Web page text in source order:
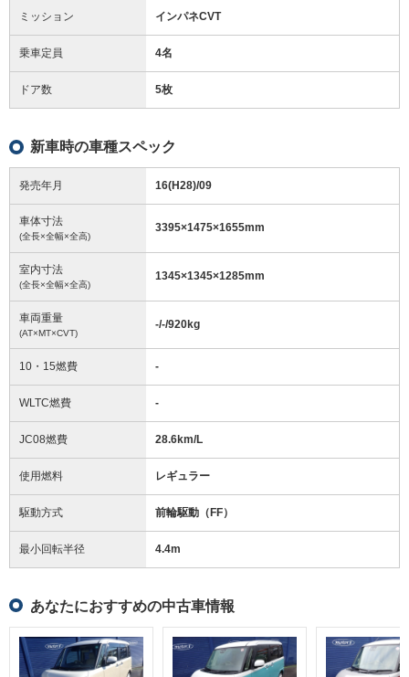
ミッション インパネCVT
乗車定員 4名
ドア数 5枚
新車時の車種スペック
発売年月 16(H28)/09
車体寸法
(全長×全幅×全高)
3395×1475×1655mm
室内寸法
(全長×全幅×全高)
1345×1345×1285mm
車両重量
(AT×MT×CVT)
-/-/920kg
10・15燃費 -
WLTC燃費 -
JC08燃費 28.6km/L
使用燃料 レギュラー
駆動方式 前輪駆動（FF）
最小回転半径 4.4m
あなたにおすすめの中古車情報